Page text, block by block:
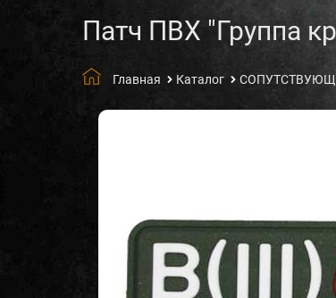
Патч ПВХ "Группа
Главная Каталог